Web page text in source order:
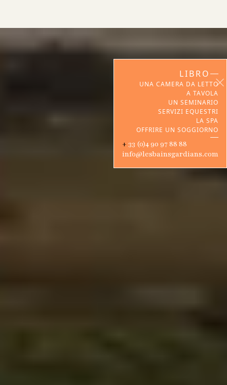
LIBRO
UNA CAMERA DA LETTO
A TAVOLA
UN SEMINARIO
SERVIZI EQUESTRI
LA SPA
OFFRIRE UN SOGGIORNO
‍+ 33 (0)4 90 97 88 88
info@lesbainsgardians.com